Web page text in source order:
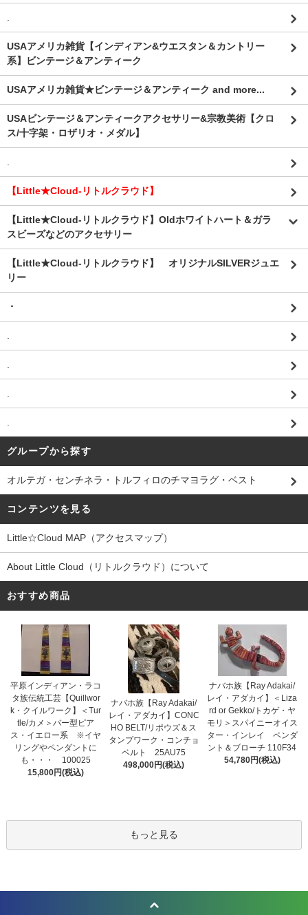
.
USAアメリカ雑貨【インディアン&ウエスタン＆カントリー
系】ビンテージ＆アンティーク
USAアメリカ雑貨★ビンテージ＆アンティーク and more...
USAビンテージ＆アンティークアクセサリー&宗教美術【クロ
ス/十字架・ロザリオ・メダル】
.
【Little★Cloud-リトルクラウド】
【Little★Cloud-リトルクラウド】Oldホワイトハート＆ガラ
スビーズなどのアクセサリー
【Little★Cloud-リトルクラウド】 オリジナルSILVERジュエ
リー
・
.
.
.
.
グループから探す
オルテガ・センチネラ・トルフィロのチマヨラグ・ベスト
コンテンツを見る
Little☆Cloud MAP（アクセスマップ）
About Little Cloud（リトルクラウド）について
おすすめ商品
平原インディアン・ラコ
タ族伝統工芸【Quillwor
k・クイルワーク】＜Tur
tle/カメ＞バー型ピア
ス・イエロー系 ※イヤ
リングやペンダントに
も・・・ 100025
15,800円(税込)
ナバホ族【Ray Adakai/
レイ・アダカイ】CONC
HO BELT/リポウズ＆ス
タンプワーク・コンチョ
ベルト 25AU75
498,000円(税込)
ナバホ族【Ray Adakai/
レイ・アダカイ】＜Liza
rd or Gekko/トカゲ・ヤ
モリ＞スパイニーオイス
ター・インレイ ペンダ
ント＆ブローチ 110F34
54,780円(税込)
もっと見る